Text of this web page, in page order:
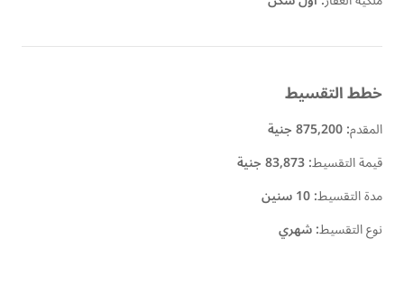
خطط التقسيط
المقدم:875,200 جنية
قيمة التقسيط:83,873 جنية
مدة التقسيط:10 سنين
نوع التقسيط:شهري